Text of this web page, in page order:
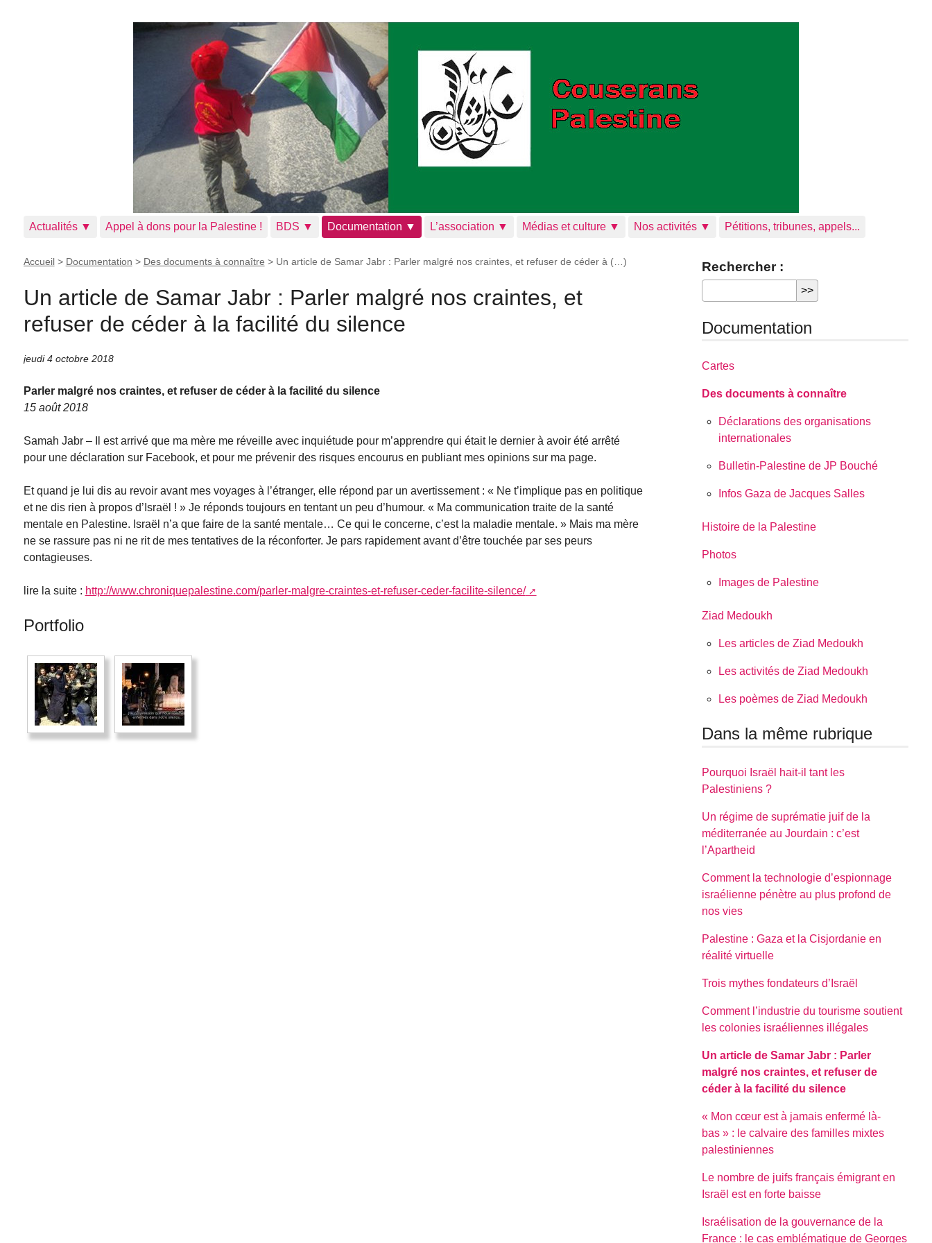
Actualités ▼ Appel à dons pour la Palestine ! BDS ▼ Documentation ▼ L’association ▼ Médias et culture ▼ Nos activités ▼ Pétitions, tribunes, appels...
Accueil> Documentation > Des documents à connaître > Un article de Samar Jabr : Parler malgré nos craintes, et refuser de céder à (…)
Un article de Samar Jabr : Parler malgré nos craintes, et
refuser de céder à la facilité du silence
jeudi 4 octobre 2018
Parler malgré nos craintes, et refuser de céder à la facilité du silence
15 août 2018
Samah Jabr – Il est arrivé que ma mère me réveille avec inquiétude pour m’apprendre qui était le dernier à avoir été arrêté
pour une déclaration sur Facebook, et pour me prévenir des risques encourus en publiant mes opinions sur ma page.
Et quand je lui dis au revoir avant mes voyages à l’étranger, elle répond par un avertissement : « Ne t’implique pas en politique
et ne dis rien à propos d’Israël ! » Je réponds toujours en tentant un peu d’humour. « Ma communication traite de la santé
mentale en Palestine. Israël n’a que faire de la santé mentale… Ce qui le concerne, c’est la maladie mentale. » Mais ma mère
ne se rassure pas ni ne rit de mes tentatives de la réconforter. Je pars rapidement avant d’être touchée par ses peurs
contagieuses.
lire la suite : http://www.chroniquepalestine.com/parler-malgre-craintes-et-refuser-ceder-facilite-silence/
Portfolio
Rechercher :
Documentation
Cartes
Des documents à connaître
Déclarations des organisations
internationales
Bulletin-Palestine de JP Bouché
Infos Gaza de Jacques Salles
Histoire de la Palestine
Photos
Images de Palestine
Ziad Medoukh
Les articles de Ziad Medoukh
Les activités de Ziad Medoukh
Les poèmes de Ziad Medoukh
Dans la même rubrique
Pourquoi Israël hait-il tant les
Palestiniens ?
Un régime de suprématie juif de la
méditerranée au Jourdain : c’est
l’Apartheid
Comment la technologie d’espionnage
israélienne pénètre au plus profond de
nos vies
Palestine : Gaza et la Cisjordanie en
réalité virtuelle
Trois mythes fondateurs d’Israël
Comment l’industrie du tourisme soutient
les colonies israéliennes illégales
Un article de Samar Jabr : Parler
malgré nos craintes, et refuser de
céder à la facilité du silence
« Mon cœur est à jamais enfermé là-
bas » : le calvaire des familles mixtes
palestiniennes
Le nombre de juifs français émigrant en
Israël est en forte baisse
Israélisation de la gouvernance de la
France : le cas emblématique de Georges